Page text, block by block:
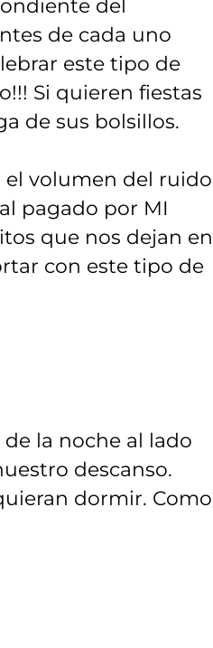
del
de cada uno
este tipo de
Si quieren fiestas
de sus bolsillos.
el volumen del ruido
pagado por MI
que nos dejan en
con este tipo de
la noche al lado
descanso.
dormir. Como